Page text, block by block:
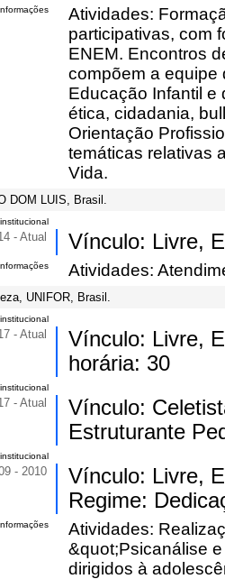
Atividades:
participativas, com
ENEM. Encontros
compõem a equipe
Educação Infantil e
ética, cidadania,
Orientação
temáticas relativas
Vida.
DOM LUIS, Brasil.
- Atual Vínculo: Livre,
Atividades:
UNIFOR, Brasil.
- Atual
Vínculo: Livre,
horária: 30
- Atual
Vínculo:
Estruturante
- 2010
Vínculo: Livre,
Regime:
Atividades:
&quot;Psicanálise
dirigidos à